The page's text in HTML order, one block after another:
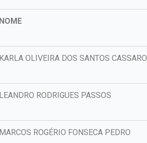
NOME
KARLA OLIVEIRA DOS SANTOS CASSARO
LEANDRO RODRIGUES PASSOS
MARCOS ROGÉRIO FONSECA PEDRO